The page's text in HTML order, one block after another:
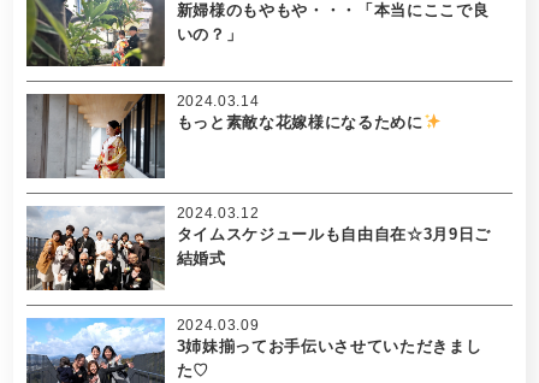
新婦様のもやもや・・・「本当にここで良
いの？」
もっと素敵な花嫁様になるために
2024.03.14
タイムスケジュールも自由自在☆3月9日ご
結婚式
2024.03.12
3姉妹揃ってお手伝いさせていただきまし
た♡
2024.03.09